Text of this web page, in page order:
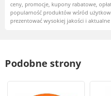
ceny, promocje, kupony rabatowe,
popularność produktów wśród
prezentować wysokiej jakości i
Podobne strony